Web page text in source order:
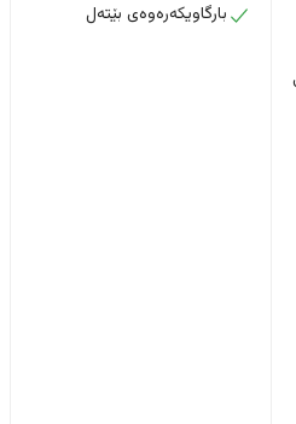
بارگاویکەرەوەی بێتەل